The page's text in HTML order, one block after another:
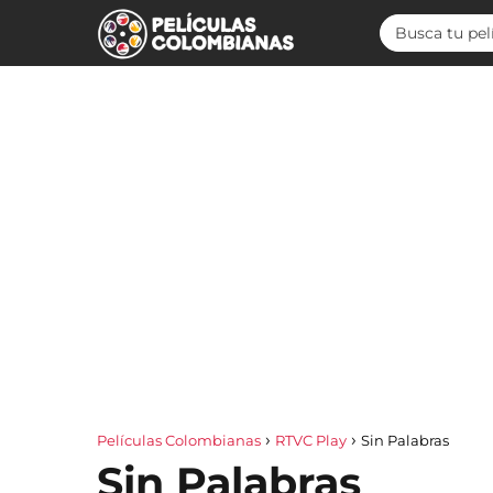
Películas Colombianas RTVC Play Sin Palabras
Sin Palabras